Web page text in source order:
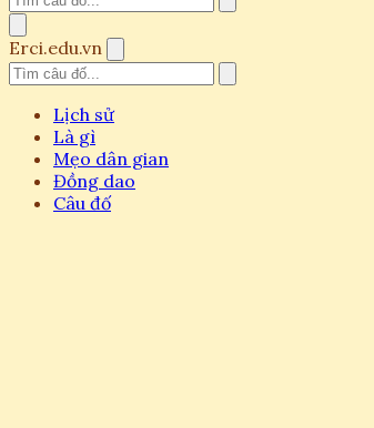
Erci.edu.vn
Lịch sử
Là gì
Mẹo dân gian
Đồng dao
Câu đố